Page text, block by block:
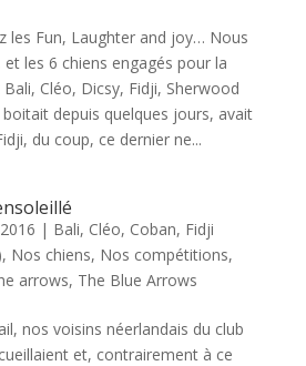
les Fun, Laughter and joy… Nous
les 6 chiens engagés pour la
Cléo, Dicsy, Fidji, Sherwood
boitait depuis quelques jours, avait
du coup, ce dernier ne...
| Bali, Cléo, Coban, Fidji
, Nos chiens, Nos compétitions,
arrows, The Blue Arrows
nos voisins néerlandais du club
et, contrairement à ce